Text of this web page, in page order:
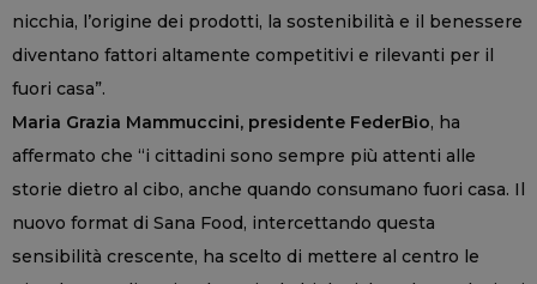
nicchia, l’origine dei prodotti, la sostenibilità e il benessere
diventano fattori altamente competitivi e rilevanti per il
fuori casa”.
Maria Grazia Mammuccini, presidente FederBio, ha
affermato che “i cittadini sono sempre più attenti alle
storie dietro al cibo, anche quando consumano fuori casa. Il
nuovo format di Sana Food, intercettando questa
sensibilità crescente, ha scelto di mettere al centro le